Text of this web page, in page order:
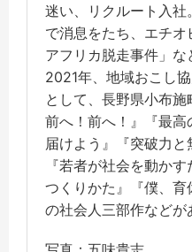
迷い、リクルート入
で消息をたち、エチ
アフリカ脱走事件」な
2021年、地域おこし
として、長野県小布施
前へ！前へ！』『最
届けよう』『突破力と
『若者が社会を動か
つくりかた』『僕、育
の社会人三部作などが